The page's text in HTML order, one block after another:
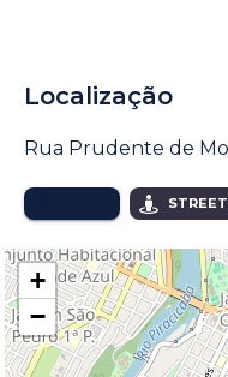
Localização
Rua Prudente de
+
−